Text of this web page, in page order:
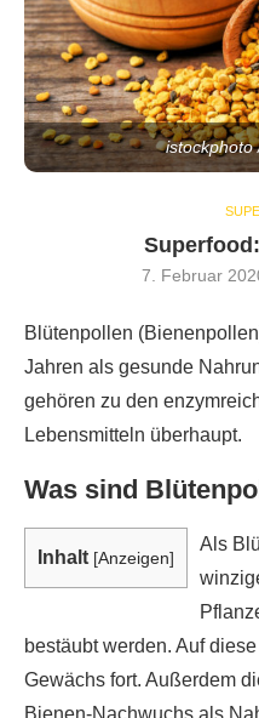
istockphoto
7. Februar
Blütenpollen
Jahren als gesunde
gehören zu den
Lebensmitteln überhaupt.
Was sind
Inhalt [Anzeigen]
Als
bestäubt werden. Auf
Gewächs fort. Außerdem